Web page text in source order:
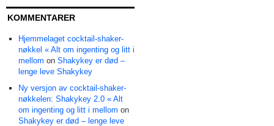
KOMMENTARER
Hjemmelaget cocktail-shaker-
nøkkel « Alt om ingenting og litt i
mellom on Shakykey er død –
lenge leve Shakykey
Ny versjon av cocktail-shaker-
nøkkelen: Shakykey 2.0 « Alt
om ingenting og litt i mellom on
Shakykey er død – lenge leve